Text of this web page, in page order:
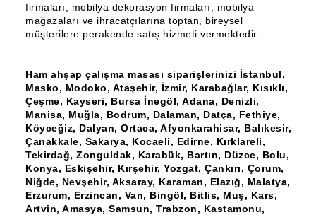
Ham Ahşap Şifonyer İmalatı Modelleri
Ham Ahşap Kitaplık İmalatı, Modelleri
Ham Ahşap Gümüşlük, Kaşıklık İmalatı, Modelleri
Ham Ahşap Koltuk İmalatı, Modelleri
Ham Ahşap Josefin Koltuk İskelet İmalatı, Modelleri
Ham Ahşap Ayna Çerçeve İmalatı, Modelleri
Ham Ahşap Dekoratif Ürün İmalatı, Modelleri
firmaları, mobilya dekorasyon firmaları, mobilya
mağazaları ve ihracatçılarına toptan, bireysel
müşterilere perakende satış hizmeti vermektedir.
Ham ahşap çalışma masası siparişlerinizi İstanbul,
Masko, Modoko, Ataşehir, İzmir, Karabağlar, Kısıklı,
Çeşme, Kayseri, Bursa İnegöl, Adana, Denizli,
Manisa, Muğla, Bodrum, Dalaman, Datça, Fethiye,
Köyceğiz, Dalyan, Ortaca, Afyonkarahisar, Balıkesir,
Çanakkale, Sakarya, Kocaeli, Edirne, Kırklareli,
Tekirdağ, Zonguldak, Karabük, Bartın, Düzce, Bolu,
Konya, Eskişehir, Kırşehir, Yozgat, Çankırı, Çorum,
Niğde, Nevşehir, Aksaray, Karaman, Elazığ, Malatya,
Erzurum, Erzincan, Van, Bingöl, Bitlis, Muş, Kars,
Artvin, Amasya, Samsun, Trabzon, Kastamonu,